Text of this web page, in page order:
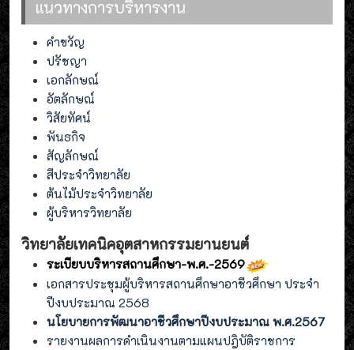
แนวทางการบริหารงาน
คำขวัญ
ปรัชญา
เอกลักษณ์
อัตลักษณ์
วิสัยทัศน์
พันธกิจ
สัญลักษณ์
สีประจำวิทยาลัย
ต้นไม้ประจำวิทยาลัย
ผู้บริหารวิทยาลัย
วิทยาลัยเทคนิคอุตสาหกรรมยานยนต์
ระเบียบบริหารสถานศึกษา-พ.ศ.-2569
เอกสารประชุมผู้บริหารสถานศึกษาอาชีวศึกษา ประจำ
ปีงบประมาณ 2568
นโยบายการพัฒนาอาชีวศึกษาปีงบประมาณ พ.ศ.2567
รายงานผลการดำเนินงานตามแผนปฎิบัติราชการ